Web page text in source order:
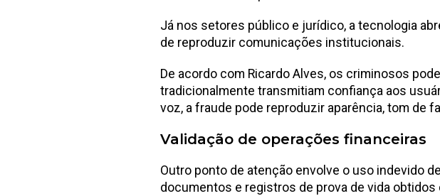
Já nos setores público e jurídico, a tecnologia
de reproduzir comunicações institucionais.
De acordo com Ricardo Alves, os criminosos
tradicionalmente transmitiam confiança aos
voz, a fraude pode reproduzir aparência, tom de
Validação de operações financeiras
Outro ponto de atenção envolve o uso indevido
documentos e registros de prova de vida